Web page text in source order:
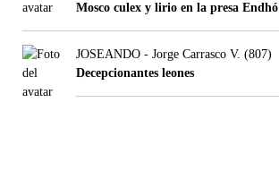
Mosco culex y lirio en la presa Endhó
JOSEANDO - Jorge Carrasco V. (807)
Decepcionantes leones